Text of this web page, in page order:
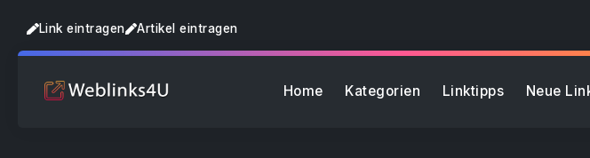
Link eintragen Artikel eintragen
Home Kategorien Linktipps Neue